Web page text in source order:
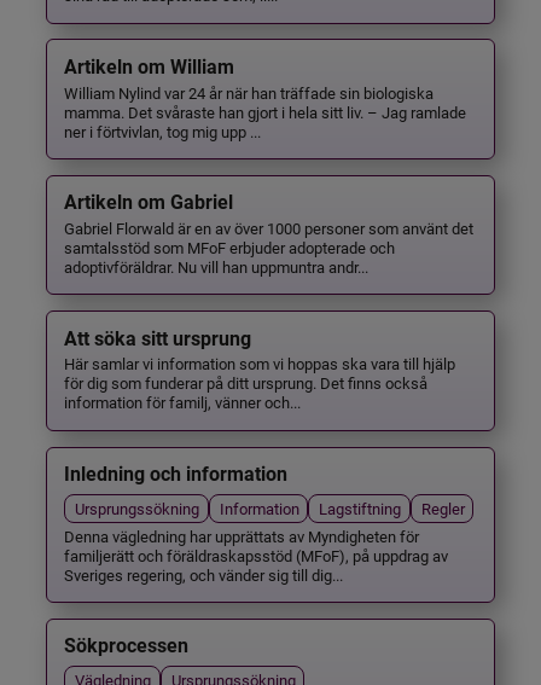
Artikeln om William
William Nylind var 24 år när han träffade sin biologiska
mamma. Det svåraste han gjort i hela sitt liv. – Jag ramlade
ner i förtvivlan, tog mig upp ...
Artikeln om Gabriel
Gabriel Florwald är en av över 1000 personer som använt det
samtalsstöd som MFoF erbjuder adopterade och
adoptivföräldrar. Nu vill han uppmuntra andr...
Att söka sitt ursprung
Här samlar vi information som vi hoppas ska vara till hjälp
för dig som funderar på ditt ursprung. Det finns också
information för familj, vänner och...
Inledning och information
Ursprungssökning Information Lagstiftning
Regler
Denna vägledning har upprättats av Myndigheten för
familjerätt och föräldraskapsstöd (MFoF), på uppdrag av
Sveriges regering, och vänder sig till dig...
Sökprocessen
Vägledning
Ursprungssökning